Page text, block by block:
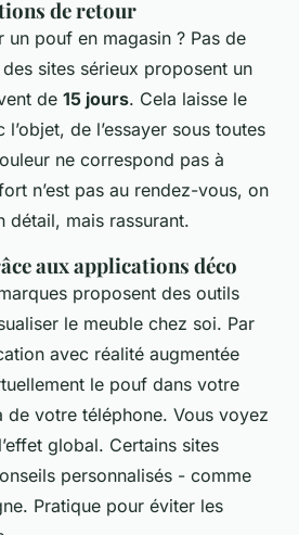
de retour
un pouf en magasin ? Pas de
sites sérieux proposent un
de 15 jours. Cela laisse le
de l’essayer sous toutes
ne correspond pas à
n’est pas au rendez-vous, on
détail, mais rassurant.
aux applications déco
proposent des outils
le meuble chez soi. Par
avec réalité augmentée
le pouf dans votre
de votre téléphone. Vous voyez
global. Certains sites
personnalisés - comme
Pratique pour éviter les